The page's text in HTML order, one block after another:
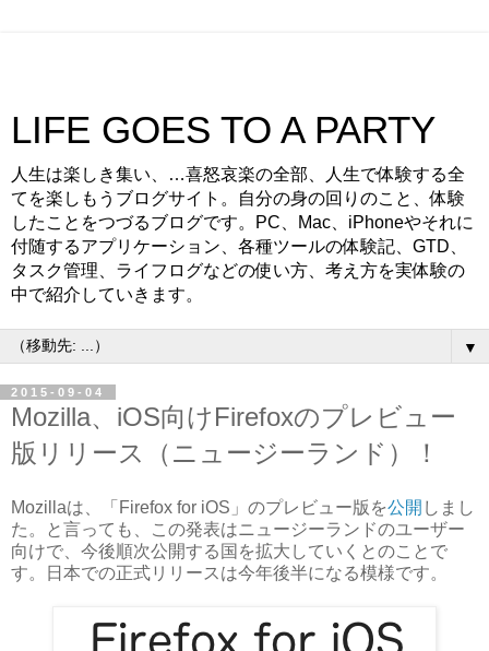
LIFE GOES TO A PARTY
人生は楽しき集い、…喜怒哀楽の全部、人生で体験する全
てを楽しもうブログサイト。自分の身の回りのこと、体験
したことをつづるブログです。PC、Mac、iPhoneやそれに
付随するアプリケーション、各種ツールの体験記、GTD、
タスク管理、ライフログなどの使い方、考え方を実体験の
中で紹介していきます。
▼
2015-09-04
Mozilla、iOS向けFirefoxのプレビュー
版リリース（ニュージーランド）！
Mozillaは、「Firefox for iOS」のプレビュー版を公開 しまし
た。と言っても、この発表はニュージーランドのユーザー
向けで、今後順次公開する国を拡大していくとのことで
す。日本での正式リリースは今年後半になる模様です。